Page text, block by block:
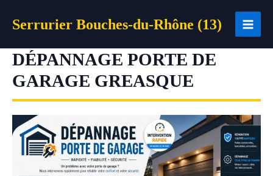
Serrurier Bouches-du-Rhône (13)
DÉPANNAGE PORTE DE
GARAGE GREASQUE